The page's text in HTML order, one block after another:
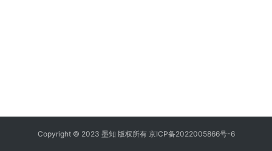
Copyright © 2023 墨知 版权所有 京ICP备2022005866号-6